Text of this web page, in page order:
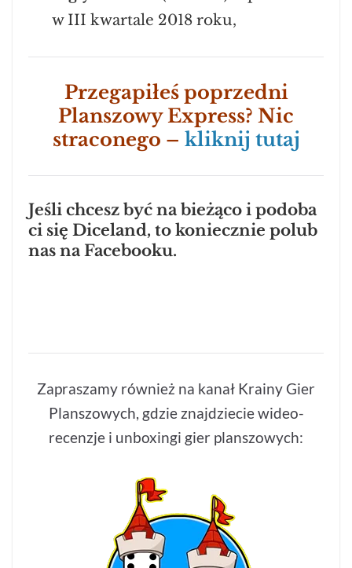
w III kwartale 2018 roku,
Przegapiłeś poprzedni
Planszowy Express? Nic
straconego – kliknij tutaj
Jeśli chcesz być na bieżąco i podoba
ci się Diceland, to koniecznie polub
nas na Facebooku.
Zapraszamy również na kanał Krainy Gier
Planszowych, gdzie znajdziecie wideo-
recenzje i unboxingi gier planszowych: